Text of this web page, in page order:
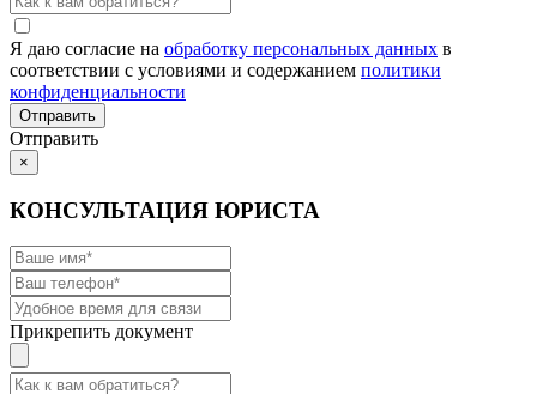
Я даю согласие на обработку персональных данных в
соответствии с условиями и содержанием политики
конфиденциальности
Отправить
×
КОНСУЛЬТАЦИЯ ЮРИСТА
Прикрепить документ